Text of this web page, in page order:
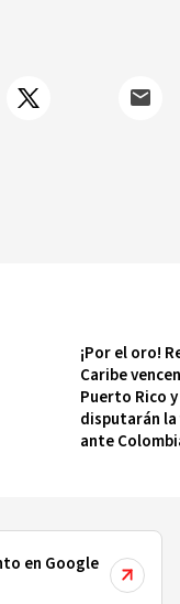
¡Por el oro!
Caribe
Puerto Rico y
disputarán
ante
en Google